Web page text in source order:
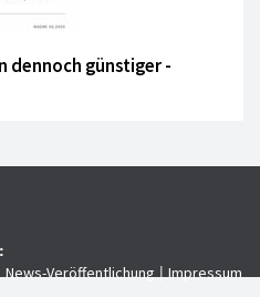
dennoch günstiger -
News-Veröffentlichung|Impressum